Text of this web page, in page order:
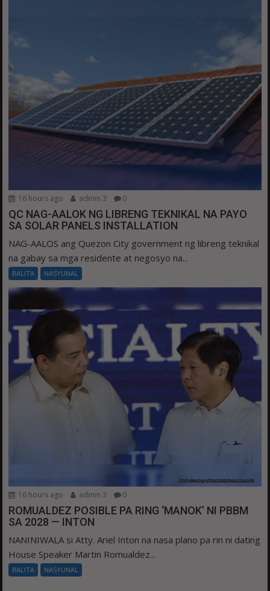
16 hours ago admin 3 0
QC NAG-AALOK NG LIBRENG TEKNIKAL NA PAYO
SA SOLAR PANELS INSTALLATION
NAG-AALOS ang Quezon City government ng libreng teknikal
na gabay sa mga residente at negosyo na...
BALITA NASYUNAL
16 hours ago admin 3 0
ROMUALDEZ POSIBLE PA RING ‘MANOK’ NI PBBM
SA 2028 — INTON
NANINIWALA si Atty. Ariel Inton na nasa plano pa rin ni dating
House Speaker Martin Romualdez...
BALITA NASYUNAL